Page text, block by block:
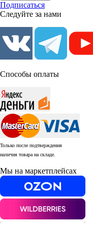
Подписаться
Следуйте за нами
Способы оплаты
Только после подтверждения
наличия товара на складе.
Мы на маркетплейсах